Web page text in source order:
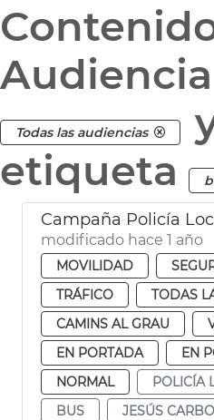
Audiencia
Todas las audiencias
etiqueta
modificado hace 1 año
MOVILIDAD
TRÁFICO
TODAS
CAMINS AL GRAU
EN PORTADA
EN
NORMAL
POLICÍA
BUS
JESÚS